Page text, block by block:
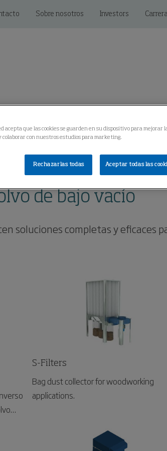
Sobre nosotros Investors
de bajo vacío
soluciones completas y eficaces
S-Filters
Bag dust collector for woodworking
applications.
acepta que las cookies se guarden en su dispositivo para mejorar
colaborar con nuestros estudios para marketing.
Rechazarlas todas Aceptar todas las